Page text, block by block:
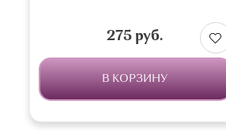
275 руб.
В КОРЗИНУ